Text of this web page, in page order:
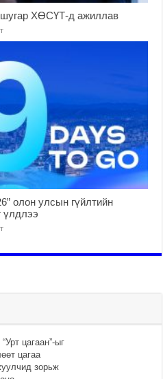
ХӨСҮТ-д ажиллав
олон улсын гүйлтийн
үлдлээ
цагаан”-ыг
цагаа
зорьж